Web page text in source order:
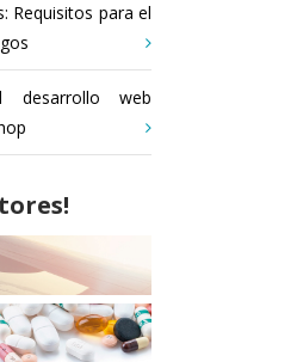
Requisitos para el
desarrollo web